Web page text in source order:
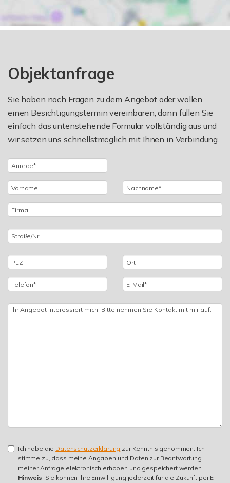
Objektanfrage
Sie haben noch Fragen zu dem Angebot oder wollen
einen Besichtigungstermin vereinbaren, dann füllen Sie
einfach das untenstehende Formular vollständig aus und
wir setzen uns schnellstmöglich mit Ihnen in Verbindung.
Ich habe die Datenschutzerklärung zur Kenntnis genommen. Ich
stimme zu, dass meine Angaben und Daten zur Beantwortung
meiner Anfrage elektronisch erhoben und gespeichert werden.
Hinweis: Sie können Ihre Einwilligung jederzeit für die Zukunft per E-